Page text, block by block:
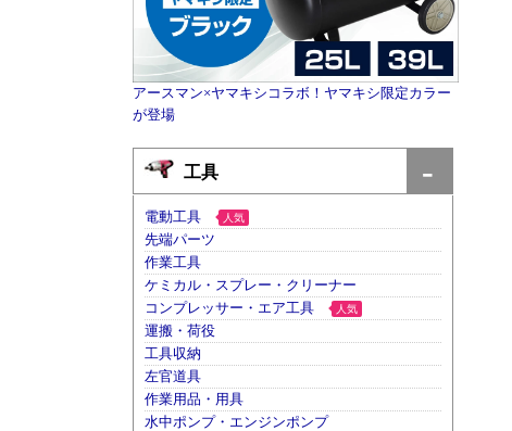
アースマン×ヤマキシコラボ！ヤマキシ限定カラー
が登場
工具
電動工具 人気
先端パーツ
作業工具
ケミカル・スプレー・クリーナー
コンプレッサー・エア工具
人気
運搬・荷役
工具収納
左官道具
作業用品・用具
水中ポンプ・エンジンポンプ